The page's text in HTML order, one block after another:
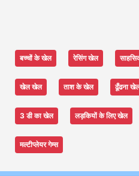
बच्चों के खेल रेसिंग खेल
खेल खेल ताश के खेल ढूँढना
3 डी का खेल लड़कियों के लिए खेल
मल्टीप्लेयर गेम्स